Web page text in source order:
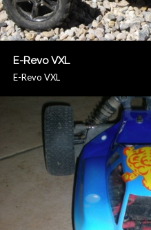
E-Revo VXL
E-Revo VXL